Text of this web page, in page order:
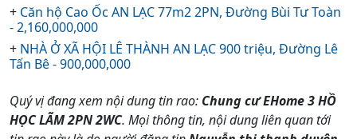
+ Căn hộ Cao Ốc AN LẠC 77m2 2PN, Đường Bùi Tư Toàn
- 2,160,000,000
+ NHÀ Ở XÃ HỘI LÊ THÀNH AN LẠC 900 triệu, Đường Lê
Tấn Bê - 900,000,000
Quý vị đang xem nội dung tin rao: Chung cư EHome 3 HỒ
HỌC LÃM 2PN 2WC. Mọi thông tin, nội dung liên quan tới